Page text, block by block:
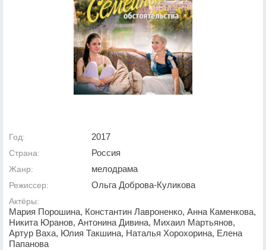
Год: 2017
Страна: Россия
Жанр: мелодрама
Режиссер: Ольга Доброва-Куликова
Актёры:
Мария Порошина, Константин Лавроненко, Анна Каменкова,
Никита Юранов, Антонина Дивина, Михаил Мартьянов,
Артур Ваха, Юлия Такшина, Наталья Хорохорина, Елена
Папанова